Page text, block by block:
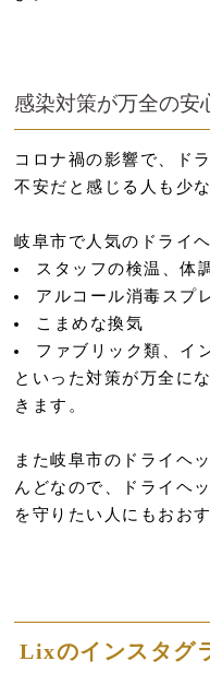
感染対策が万全の安
コロナ禍の影響で、ド
不安だと感じる人も少
岐阜市で人気のドライ
スタッフの検温、体
アルコール消毒スプ
こまめな換気
ファブリック類、イ
といった対策が万全に
きます。
また岐阜市のドライヘ
んどなので、ドライヘ
を守りたい人にもおお
Lixのインスタグ